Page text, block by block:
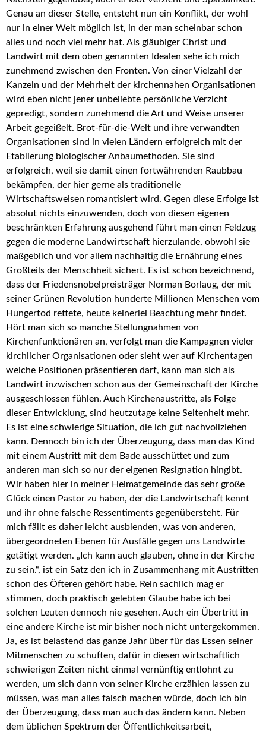
Genau an dieser Stelle, entsteht nun ein Konflikt, der wohl
nur in einer Welt möglich ist, in der man scheinbar schon
alles und noch viel mehr hat. Als gläubiger Christ und
Landwirt mit dem oben genannten Idealen sehe ich mich
zunehmend zwischen den Fronten. Von einer Vielzahl der
Kanzeln und der Mehrheit der kirchennahen Organisationen
wird eben nicht jener unbeliebte persönliche Verzicht
gepredigt, sondern zunehmend die Art und Weise unserer
Arbeit gegeißelt. Brot-für-die-Welt und ihre verwandten
Organisationen sind in vielen Ländern erfolgreich mit der
Etablierung biologischer Anbaumethoden. Sie sind
erfolgreich, weil sie damit einen fortwährenden Raubbau
bekämpfen, der hier gerne als traditionelle
Wirtschaftsweisen romantisiert wird. Gegen diese Erfolge ist
absolut nichts einzuwenden, doch von diesen eigenen
beschränkten Erfahrung ausgehend führt man einen Feldzug
gegen die moderne Landwirtschaft hierzulande, obwohl sie
maßgeblich und vor allem nachhaltig die Ernährung eines
Großteils der Menschheit sichert. Es ist schon bezeichnend,
dass der Friedensnobelpreisträger Norman Borlaug, der mit
seiner Grünen Revolution hunderte Millionen Menschen vom
Hungertod rettete, heute keinerlei Beachtung mehr findet.
Hört man sich so manche Stellungnahmen von
Kirchenfunktionären an, verfolgt man die Kampagnen vieler
kirchlicher Organisationen oder sieht wer auf Kirchentagen
welche Positionen präsentieren darf, kann man sich als
Landwirt inzwischen schon aus der Gemeinschaft der Kirche
ausgeschlossen fühlen. Auch Kirchenaustritte, als Folge
dieser Entwicklung, sind heutzutage keine Seltenheit mehr.
Es ist eine schwierige Situation, die ich gut nachvollziehen
kann. Dennoch bin ich der Überzeugung, dass man das Kind
mit einem Austritt mit dem Bade ausschüttet und zum
anderen man sich so nur der eigenen Resignation hingibt.
Wir haben hier in meiner Heimatgemeinde das sehr große
Glück einen Pastor zu haben, der die Landwirtschaft kennt
und ihr ohne falsche Ressentiments gegenübersteht. Für
mich fällt es daher leicht ausblenden, was von anderen,
übergeordneten Ebenen für Ausfälle gegen uns Landwirte
getätigt werden. „Ich kann auch glauben, ohne in der Kirche
zu sein.“, ist ein Satz den ich in Zusammenhang mit Austritten
schon des Öfteren gehört habe. Rein sachlich mag er
stimmen, doch praktisch gelebten Glaube habe ich bei
solchen Leuten dennoch nie gesehen. Auch ein Übertritt in
eine andere Kirche ist mir bisher noch nicht untergekommen.
Ja, es ist belastend das ganze Jahr über für das Essen seiner
Mitmenschen zu schuften, dafür in diesen wirtschaftlich
schwierigen Zeiten nicht einmal vernünftig entlohnt zu
werden, um sich dann von seiner Kirche erzählen lassen zu
müssen, was man alles falsch machen würde, doch ich bin
der Überzeugung, dass man auch das ändern kann. Neben
dem üblichen Spektrum der Öffentlichkeitsarbeit,